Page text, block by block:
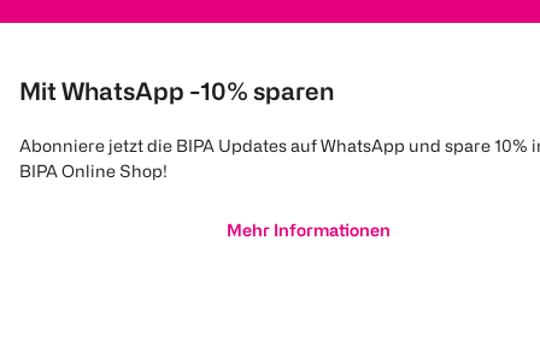
Mit WhatsApp -10% sparen
Abonniere jetzt die BIPA Updates auf WhatsApp und spare 10%
BIPA Online Shop!
Mehr Informationen